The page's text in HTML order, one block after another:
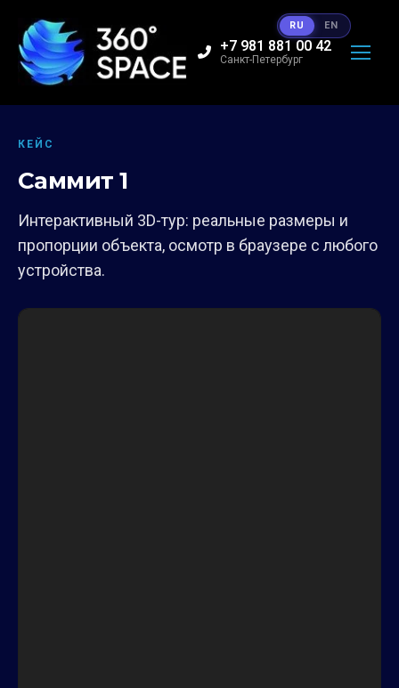
+7 981 881 00 42
Санкт-Петербург
КЕЙС
Саммит 1
Интерактивный 3D-тур: реальные размеры и
пропорции объекта, осмотр в браузере с любого
устройства.
RU EN